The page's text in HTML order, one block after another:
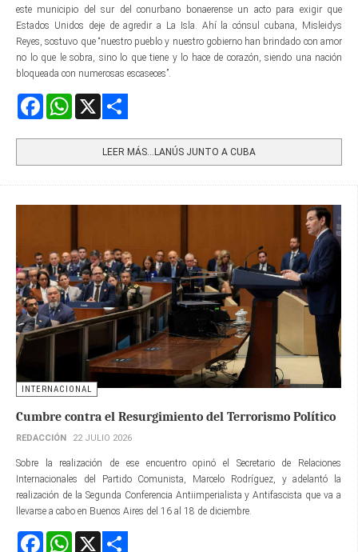
este municipio del sur del conurbano bonaerense un acto para exigir que
Estados Unidos deje de agredir a La Isla. Ahí la cónsul cubana, Misleidys
Reyes, sostuvo que “nuestro pueblo y nuestro gobierno han brindado con amor
no lo que le sobra, sino lo que tiene y lo hace de corazón, siendo una nación
bloqueada con numerosas escaseces”.
FacebookWhatsApp
LEER MÁS…LANÚS JUNTO A CUBA
INTERNACIONAL
Cumbre contra el Resurgimiento del Terrorismo Político
REDACCIÓN 22 JULIO 2026
Sobre la realización de ese encuentro opinó el Secretario de Relaciones
Internacionales del Partido Comunista, Marcelo Rodríguez, y adelantó la
realización de la Segunda Conferencia Antiimperialista y Antifascista que va a
llevarse a cabo en Buenos Aires del 16 al 18 de diciembre.
FacebookWhatsApp